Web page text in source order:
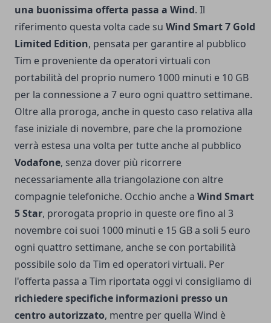
una buonissima offerta passa a Wind. Il
riferimento questa volta cade su Wind Smart 7 Gold
Limited Edition, pensata per garantire al pubblico
Tim e proveniente da operatori virtuali con
portabilità del proprio numero 1000 minuti e 10 GB
per la connessione a 7 euro ogni quattro settimane.
Oltre alla proroga, anche in questo caso relativa alla
fase iniziale di novembre, pare che la promozione
verrà estesa una volta per tutte anche al pubblico
Vodafone, senza dover più ricorrere
necessariamente alla triangolazione con altre
compagnie telefoniche. Occhio anche a Wind Smart
5 Star, prorogata proprio in queste ore fino al 3
novembre coi suoi 1000 minuti e 15 GB a soli 5 euro
ogni quattro settimane, anche se con portabilità
possibile solo da Tim ed operatori virtuali. Per
l'offerta passa a Tim riportata oggi vi consigliamo di
richiedere specifiche informazioni presso un
centro autorizzato, mentre per quella Wind è